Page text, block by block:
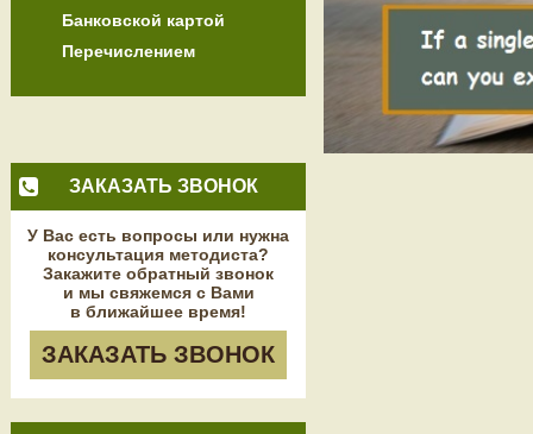
Банковской картой
Перечислением
ЗАКАЗАТЬ ЗВОНОК
У Вас есть вопросы или нужна
консультация методиста?
Закажите обратный звонок
и мы свяжемся с Вами
в ближайшее время!
ЗАКАЗАТЬ ЗВОНОК